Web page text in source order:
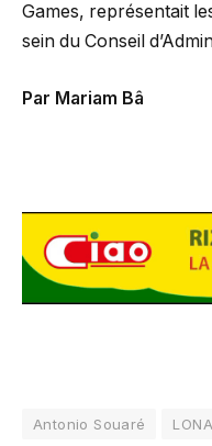
Games, représentait
sein du Conseil
Par Mariam Bâ
Antonio Souaré